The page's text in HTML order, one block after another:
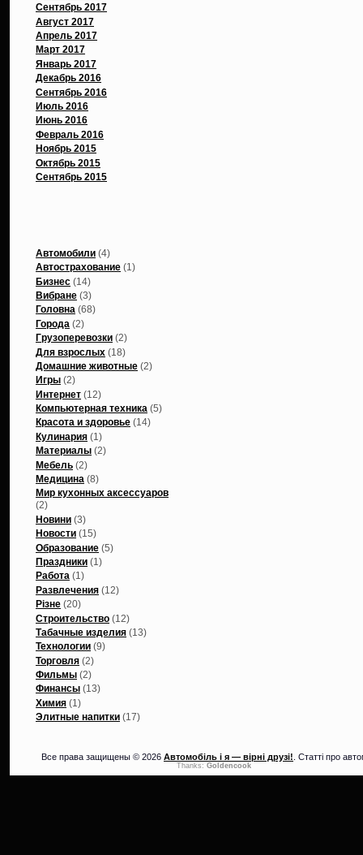
Сентябрь 2017
Август 2017
Апрель 2017
Март 2017
Январь 2017
Декабрь 2016
Сентябрь 2016
Июль 2016
Июнь 2016
Февраль 2016
Ноябрь 2015
Октябрь 2015
Сентябрь 2015
Автомобили (4)
Автострахование (1)
Бизнес (14)
Вибране (3)
Головна (68)
Города (2)
Грузоперевозки (2)
Для взрослых (18)
Домашние животные (2)
Игры (2)
Интернет (12)
Компьютерная техника (5)
Красота и здоровье (14)
Кулинария (1)
Материалы (2)
Мебель (2)
Медицина (8)
Мир кухонных аксессуаров
(2)
Новини (3)
Новости (15)
Образование (5)
Праздники (1)
Работа (1)
Развлечения (12)
Різне (20)
Строительство (12)
Табачные изделия (13)
Технологии (9)
Торговля (2)
Фильмы (2)
Финансы (13)
Химия (1)
Элитные напитки (17)
Все права защищены © 2026 Автомобіль і я — вірні друзі! . Статті про
Thanks: Goldencook